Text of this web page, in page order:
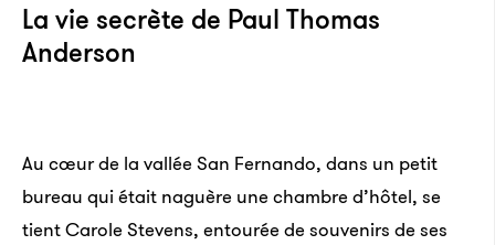
La vie secrète de Paul Thomas
Anderson
Au cœur de la vallée San Fernando, dans un petit
bureau qui était naguère une chambre d’hôtel, se
tient Carole Stevens, entourée de souvenirs de ses